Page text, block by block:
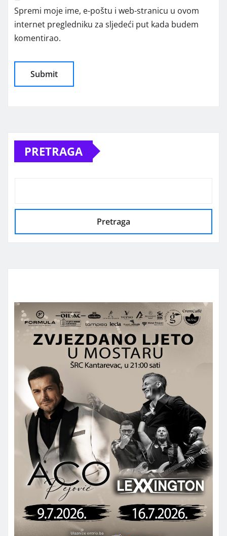
Spremi moje ime, e-poštu i web-stranicu u ovom
internet pregledniku za sljedeći put kada budem
komentirao.
PRETRAGA
Pretraga